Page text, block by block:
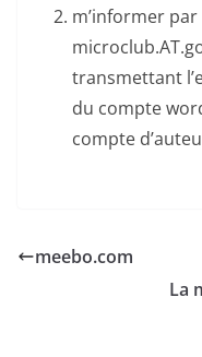
m’informer par
transmettant
du compte
compte
meebo.com
La